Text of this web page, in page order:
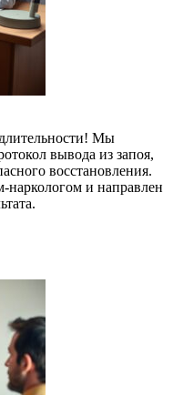
Мы
вывода из запоя,
восстановления.
наркологом и направлен